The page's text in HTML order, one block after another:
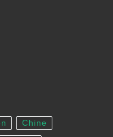
Chine